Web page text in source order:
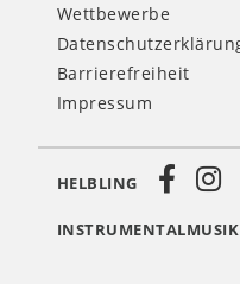
Wettbewerbe
Barrierefreiheit
Impressum
Social
HELBLING
INSTRUMENTALMUSIK